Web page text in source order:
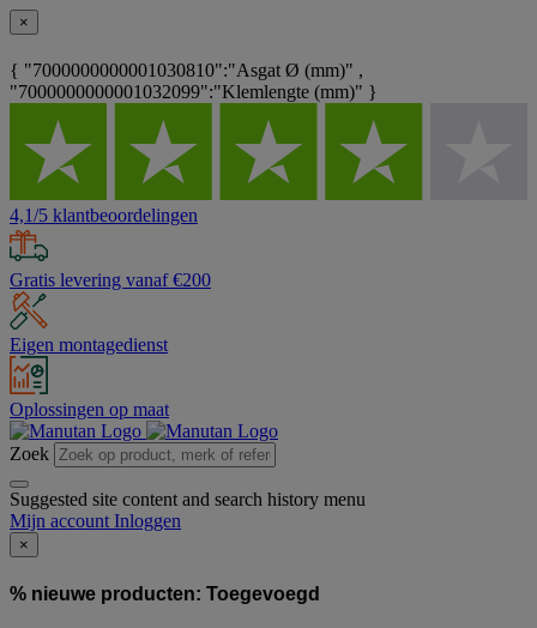
×
{ "7000000000001030810":"Asgat Ø (mm)" ,
"7000000000001032099":"Klemlengte (mm)" }
4,1/5 klantbeoordelingen
Gratis levering vanaf €200
Eigen montagedienst
Oplossingen op maat
Zoek
Suggested site content and search history menu
Mijn account Inloggen
×
% nieuwe producten: Toegevoegd